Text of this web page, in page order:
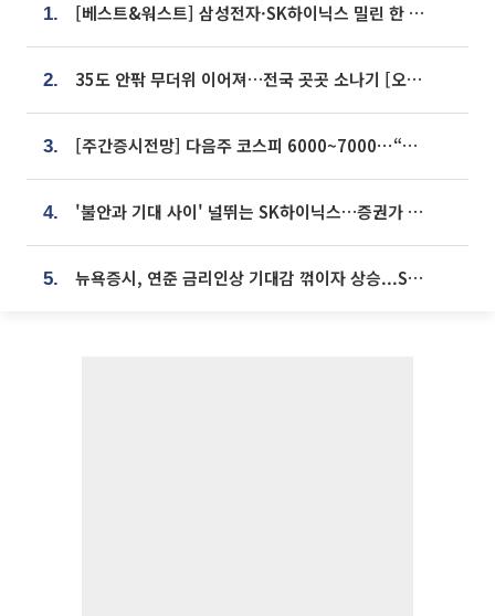
1. [베스트&워스트] 삼성전자·SK하이닉스 밀린 한 주…상상인증권은 85% 급등
2. 35도 안팎 무더위 이어져…전국 곳곳 소나기 [오늘 날씨]
3. [주간증시전망] 다음주 코스피 6000~7000⋯“外人 수급은 정책이 변수”
4. '불안과 기대 사이' 널뛰는 SK하이닉스…증권가 "HBM4·LTA 기반 펀터멘털 견고"
5. 뉴욕증시, 연준 금리인상 기대감 꺾이자 상승...S&P500 사상 최고치 [종합]